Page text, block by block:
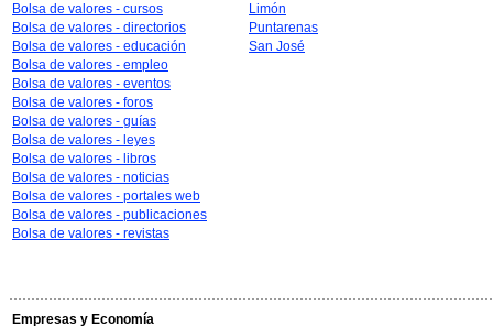
Bolsa de valores - cursos
Bolsa de valores - directorios
Bolsa de valores - educación
Bolsa de valores - empleo
Bolsa de valores - eventos
Bolsa de valores - foros
Bolsa de valores - guías
Bolsa de valores - leyes
Bolsa de valores - libros
Bolsa de valores - noticias
Bolsa de valores - portales web
Bolsa de valores - publicaciones
Bolsa de valores - revistas
Limón
Puntarenas
San José
Empresas y Economía